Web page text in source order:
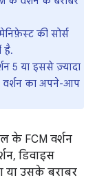
की सोर्स
है.
5 या इससे ज़्यादा
वर्शन का अपने-आप
के FCM वर्शन
डिवाइस
या उसके बराबर